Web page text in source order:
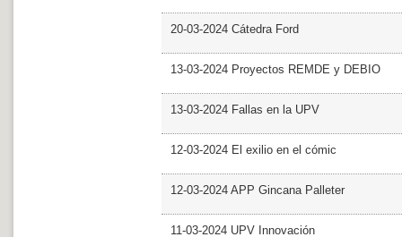
20-03-2024 Cátedra Ford
13-03-2024 Proyectos REMDE y DEBIO
13-03-2024 Fallas en la UPV
12-03-2024 El exilio en el cómic
12-03-2024 APP Gincana Palleter
11-03-2024 UPV Innovación